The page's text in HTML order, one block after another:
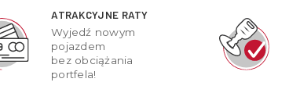
ATRAKCYJNE RATY
Wyjedź nowym
pojazdem
bez obciążania
portfela!